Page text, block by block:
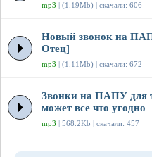
mp3 | (1.19Mb) | скачали: 606
Новый звонок на
Отец]
mp3 | (1.11Mb) | скачали: 672
Звонки на ПАПУ для
может все что угодно
mp3 | 568.2Kb | скачали: 457